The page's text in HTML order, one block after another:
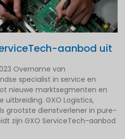
aanbod uit
Overname van
specialist in service en
nieuwe marktsegmenten en
GXO Logistics,
grootste dienstverlener in pure-
zijn GXO ServiceTech-aanbod